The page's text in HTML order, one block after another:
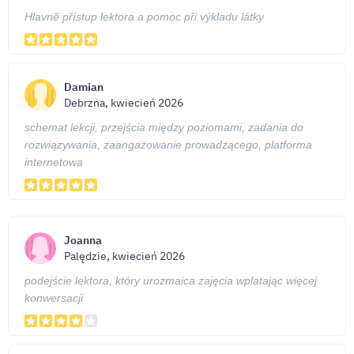
Hlavně přístup lektora a pomoc při výkladu látky
Damian
Debrzna, kwiecień 2026
schemat lekcji, przejścia między poziomami, zadania do
rozwiązywania, zaangażowanie prowadzącego, platforma
internetowa
Joanna
Palędzie, kwiecień 2026
podejście lektora, który urozmaica zajęcia wplatając więcej
konwersacji